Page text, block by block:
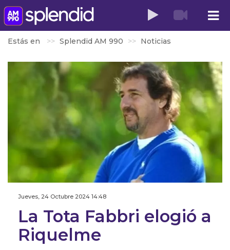
Estás en Splendid AM 990 Noticias
Jueves, 24 Octubre 2024 14:48
La Tota Fabbri elogió a
Riquelme